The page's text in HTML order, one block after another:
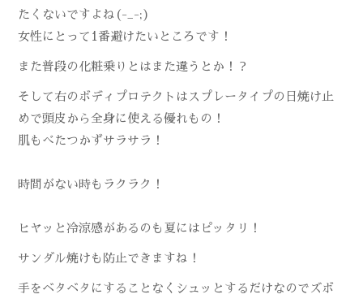
たくないですよね(-_-;)
女性にとって1番避けたいところです！
また普段の化粧乗りとはまた違うとか！？
そして右のボディプロテクトはスプレータイプの日焼け止
めで頭皮から全身に使える優れもの！
肌もべたつかずサラサラ！
時間がない時もラクラク！
ヒヤッと冷涼感があるのも夏にはピッタリ！
サンダル焼けも防止できますね！
手をベタベタにすることなくシュッとするだけなのでズボ